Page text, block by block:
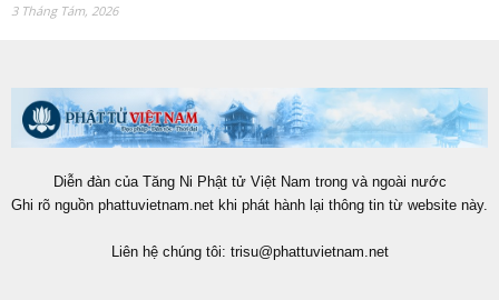
3 Tháng Tám, 2026
Diễn đàn của Tăng Ni Phật tử Việt Nam trong và ngoài nước
Ghi rõ nguồn phattuvietnam.net khi phát hành lại thông tin từ website này.
Liên hệ chúng tôi: trisu@phattuvietnam.net